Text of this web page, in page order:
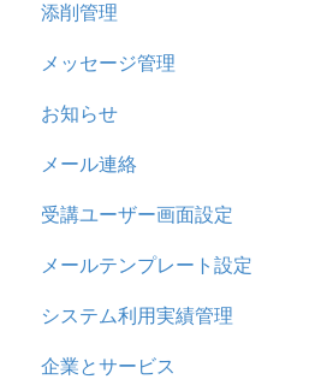
ドリル
メール
メッセージ
お知らせ
多言語変換
助成金
2023年8月アップデート
2023年4月アップデート
ストレスチェック
CSVについて
リンク
ドリルについて
【問題・ドリル】の参考
ドリルスキンについて
問題属性
添削管理
概要
基本操作
採点権限のみを持ったユーザ
採点・承認権限を持ったユーザ
メッセージ管理
基本操作
リンクメッセージスレッド
お知らせ
メール連絡
受講ユーザー画面設定
メールテンプレート設定
システム利用実績管理
企業とサービス